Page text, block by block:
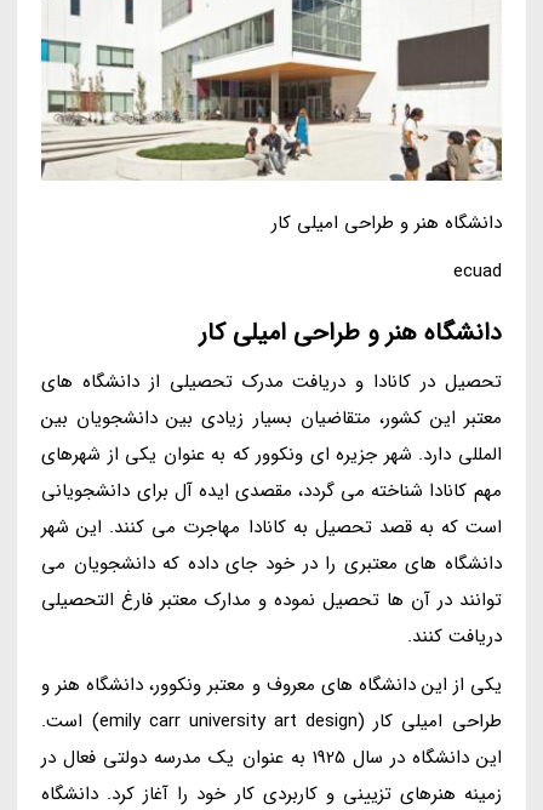
دانشگاه هنر و طراحی امیلی کار
ecuad
دانشگاه هنر و طراحی امیلی کار
تحصیل در کانادا و دریافت مدرک تحصیلی از دانشگاه های
معتبر این کشور، متقاضیان بسیار زیادی بین دانشجویان بین
المللی دارد. شهر جزیره ای ونکوور که به عنوان یکی از شهرهای
مهم کانادا شناخته می گردد، مقصدی ایده آل برای دانشجویانی
است که به قصد تحصیل به کانادا مهاجرت می کنند. این شهر
دانشگاه های معتبری را در خود جای داده که دانشجویان می
توانند در آن ها تحصیل نموده و مدارک معتبر فارغ التحصیلی
دریافت کنند.
یکی از این دانشگاه های معروف و معتبر ونکوور، دانشگاه هنر و
طراحی امیلی کار (emily carr university art design) است.
این دانشگاه در سال 1925 به عنوان یک مدرسه دولتی فعال در
زمینه هنرهای تزیینی و کاربردی کار خود را آغاز کرد. دانشگاه